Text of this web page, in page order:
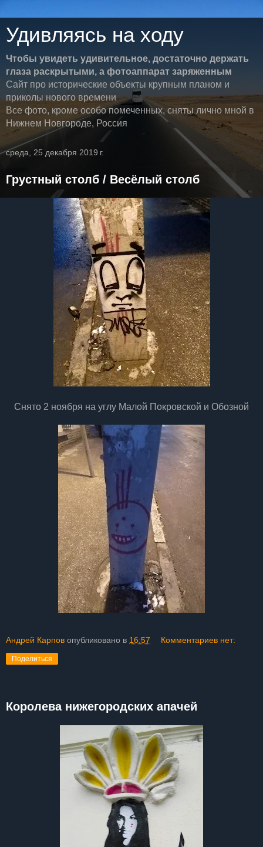
Удивляясь на ходу
Чтобы увидеть удивительное, достаточно держать
глаза раскрытыми, а фотоаппарат заряженным
Сайт про исторические объекты крупным планом и
приколы нового времени
Все фото, кроме особо помеченных, сняты лично мной в
Нижнем Новгороде, Россия
среда, 25 декабря 2019 г.
Грустный столб / Весёлый столб
Снято 2 ноября на углу Малой Покровской и Обозной
Андрей Карпов опубликовано в 16:57 Комментариев нет:
Поделиться
Королева нижегородских апачей